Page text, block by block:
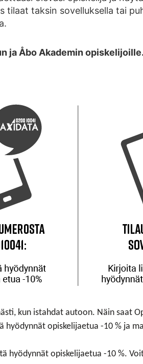
taksin sovelluksella tai
ja Åbo Akademin
kun istahdat autoon. Näin saat
hyödynnät opiskelijaetua -10 % ja
hyödynnät opiskelijaetua -10 %.